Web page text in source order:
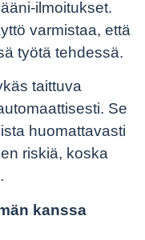
ilmoitukset.
varmistaa, että
työtä tehdessä.
taittuva
Se
huomattavasti
riskiä, koska
kanssa